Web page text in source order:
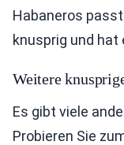
Habaneros
knusprig und hat
Weitere
Es gibt viele
Probieren Sie